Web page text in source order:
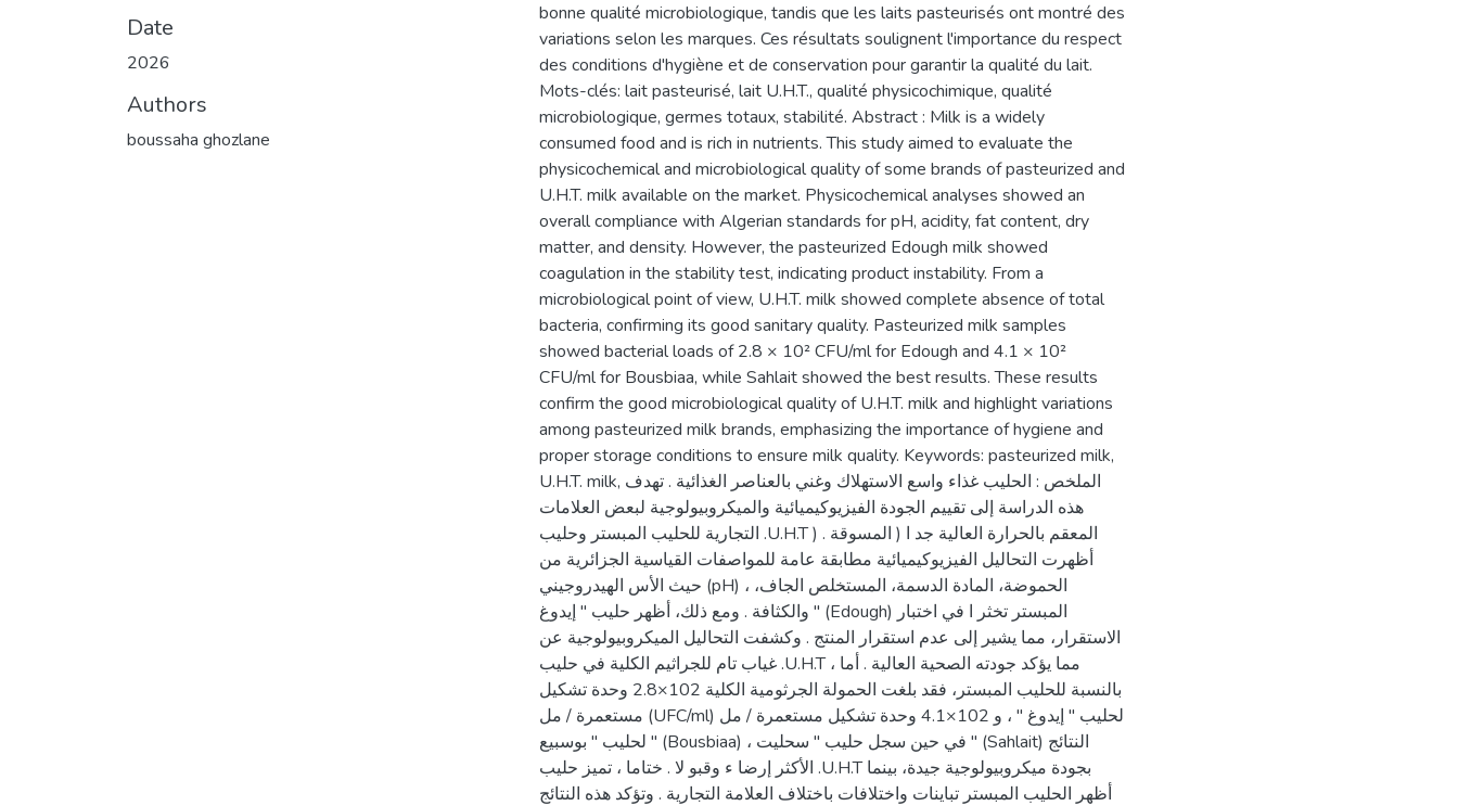
Date
2026
Authors
boussaha ghozlane
bonne qualité microbiologique, tandis que les laits pasteurisés ont montré des
variations selon les marques. Ces résultats soulignent l'importance du respect
des conditions d'hygiène et de conservation pour garantir la qualité du lait.
Mots-clés: lait pasteurisé, lait U.H.T., qualité physicochimique, qualité
microbiologique, germes totaux, stabilité. Abstract : Milk is a widely
consumed food and is rich in nutrients. This study aimed to evaluate the
physicochemical and microbiological quality of some brands of pasteurized and
U.H.T. milk available on the market. Physicochemical analyses showed an
overall compliance with Algerian standards for pH, acidity, fat content, dry
matter, and density. However, the pasteurized Edough milk showed
coagulation in the stability test, indicating product instability. From a
microbiological point of view, U.H.T. milk showed complete absence of total
bacteria, confirming its good sanitary quality. Pasteurized milk samples
showed bacterial loads of 2.8 × 10² CFU/ml for Edough and 4.1 × 10²
CFU/ml for Bousbiaa, while Sahlait showed the best results. These results
confirm the good microbiological quality of U.H.T. milk and highlight variations
among pasteurized milk brands, emphasizing the importance of hygiene and
proper storage conditions to ensure milk quality. Keywords: pasteurized milk,
U.H.T. milk, الملخص : الحليب غذاء واسع الاستهلاك وغني بالعناصر الغذائية . تهدف
هذه الدراسة إلى تقييم الجودة الفيزيوكيميائية والميكروبيولوجية لبعض العلامات
التجارية للحليب المبستر وحليب .U.H.T ) المعقم بالحرارة العالية جد ا ( المسوقة .
أظهرت التحاليل الفيزيوكيميائية مطابقة عامة للمواصفات القياسية الجزائرية من
حيث الأس الهيدروجيني (pH) ، الحموضة، المادة الدسمة، المستخلص الجاف،
والكثافة . ومع ذلك، أظهر حليب " إيدوغ " (Edough) المبستر تخثر ا في اختبار
الاستقرار، مما يشير إلى عدم استقرار المنتج . وكشفت التحاليل الميكروبيولوجية عن
غياب تام للجراثيم الكلية في حليب .U.H.T ، مما يؤكد جودته الصحية العالية . أما
بالنسبة للحليب المبستر، فقد بلغت الحمولة الجرثومية الكلية 102×2.8 وحدة تشكيل
مستعمرة / مل (UFC/ml) لحليب " إيدوغ " ، و 102×4.1 وحدة تشكيل مستعمرة / مل
لحليب " بوسبيع " (Bousbiaa) ، في حين سجل حليب " سحليت " (Sahlait) النتائج
الأكثر إرضا ء وقبو لا . ختاما ، تميز حليب .U.H.T بجودة ميكروبيولوجية جيدة، بينما
أظهر الحليب المبستر تباينات واختلافات باختلاف العلامة التجارية . وتؤكد هذه النتائج